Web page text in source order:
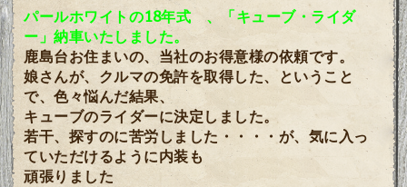
パールホワイトの18年式 、
「キューブ・ライダ
ー 」納車いたしました。
鹿島台お住まいの、当社のお得意様の依頼です。
娘さんが、クルマの免許を取得した、ということ
で、色々悩んだ結果、
キューブのライダーに決定しました。
若干、探すのに苦労しました・・・・が、気に入っ
ていただけるように内装も
頑張りました